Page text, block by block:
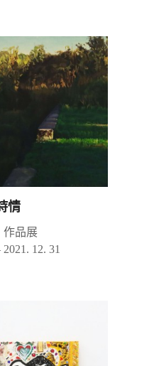
情
作品展
12. 31